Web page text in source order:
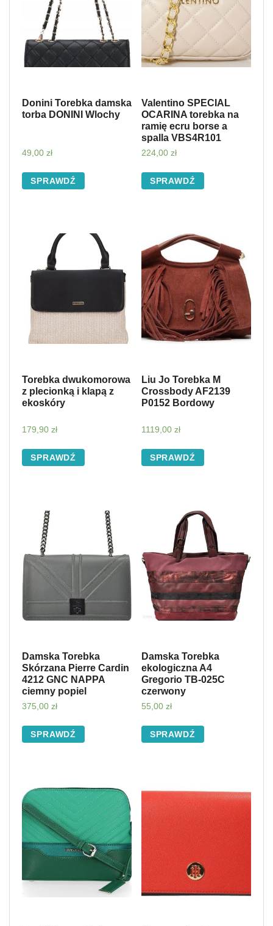
Donini Torebka damska
torba DONINI Wlochy
49,00 zł
SPRAWDŹ
Valentino SPECIAL
OCARINA torebka na
ramię ecru borse a
spalla VBS4R101
224,00 zł
SPRAWDŹ
Torebka dwukomorowa
z plecionką i klapą z
ekoskóry
179,90 zł
SPRAWDŹ
Liu Jo Torebka M
Crossbody AF2139
P0152 Bordowy
1119,00 zł
SPRAWDŹ
Damska Torebka
Skórzana Pierre Cardin
4212 GNC NAPPA
ciemny popiel
375,00 zł
SPRAWDŹ
Damska Torebka
ekologiczna A4
Gregorio TB-025C
czerwony
55,00 zł
SPRAWDŹ